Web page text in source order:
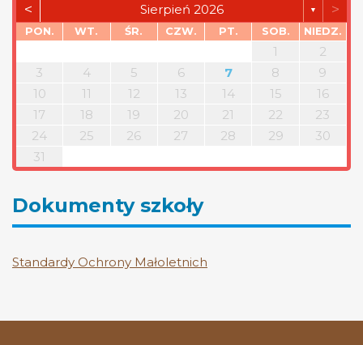
< Sierpień 2026 ▼ >
PON. WT. ŚR. CZW. PT. SOB. NIEDZ.
1
2
3
4 5 6 7 8
9
10
11 12 13 14 15
16
17
18 19 20 21 22
23
24
25 26 27 28 29
30
31
Dokumenty szkoły
Standardy Ochrony Małoletnich